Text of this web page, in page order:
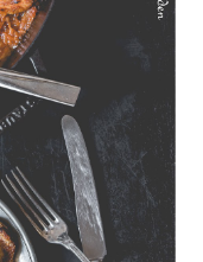
und kleinen